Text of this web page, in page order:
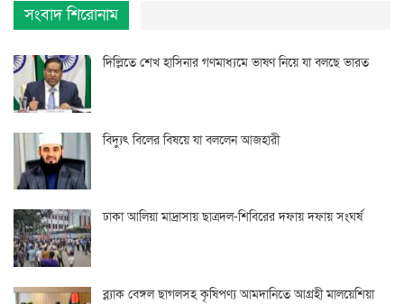
সংবাদ শিরোনাম
দিল্লিতে শেখ হাসিনার গণমাধ্যমে ভাষণ নিয়ে যা বলছে ভারত
বিদ্যুৎ বিলের বিষয়ে যা বললেন আজহারী
ঢাকা আলিয়া মাদ্রাসায় ছাত্রদল-শিবিরের দফায় দফায় সংঘর্ষ
ব্ল্যাক বেঙ্গল ছাগলসহ কৃষিপণ্য আমদানিতে আগ্রহী মালয়েশিয়া